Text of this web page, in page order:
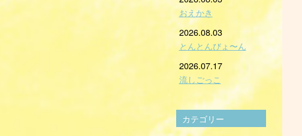
おえかき
2026.08.03
とんとんびょ〜ん
2026.07.17
流しごっこ
カテゴリー